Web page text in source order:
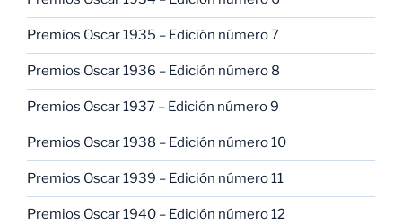
Premios Oscar 1935 – Edición número 7
Premios Oscar 1936 – Edición número 8
Premios Oscar 1937 – Edición número 9
Premios Oscar 1938 – Edición número 10
Premios Oscar 1939 – Edición número 11
Premios Oscar 1940 – Edición número 12